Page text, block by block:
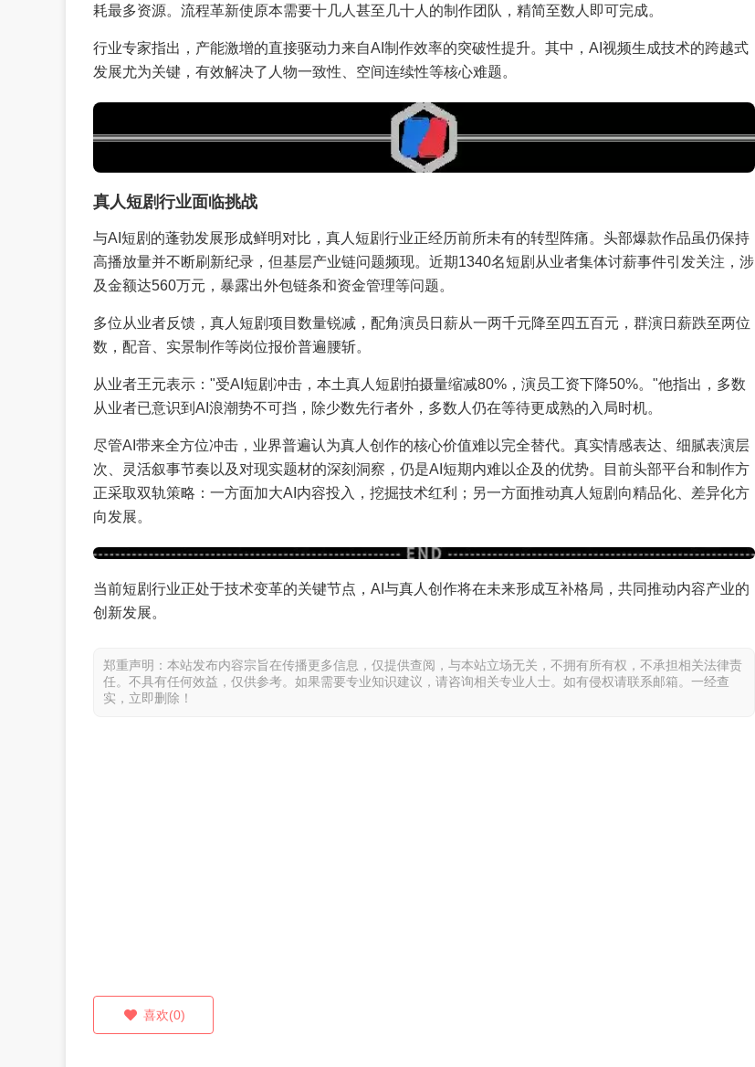
耗最多资源。流程革新使原本需要十几人甚至几十人的制作团队，精简至数人即可完成。
行业专家指出，产能激增的直接驱动力来自AI制作效率的突破性提升。其中，AI视频生成技术的跨越式
发展尤为关键，有效解决了人物一致性、空间连续性等核心难题。
真人短剧行业面临挑战
与AI短剧的蓬勃发展形成鲜明对比，真人短剧行业正经历前所未有的转型阵痛。头部爆款作品虽仍保持
高播放量并不断刷新纪录，但基层产业链问题频现。近期1340名短剧从业者集体讨薪事件引发关注，涉
及金额达560万元，暴露出外包链条和资金管理等问题。
多位从业者反馈，真人短剧项目数量锐减，配角演员日薪从一两千元降至四五百元，群演日薪跌至两位
数，配音、实景制作等岗位报价普遍腰斩。
从业者王元表示："受AI短剧冲击，本土真人短剧拍摄量缩减80%，演员工资下降50%。"他指出，多数
从业者已意识到AI浪潮势不可挡，除少数先行者外，多数人仍在等待更成熟的入局时机。
尽管AI带来全方位冲击，业界普遍认为真人创作的核心价值难以完全替代。真实情感表达、细腻表演层
次、灵活叙事节奏以及对现实题材的深刻洞察，仍是AI短期内难以企及的优势。目前头部平台和制作方
正采取双轨策略：一方面加大AI内容投入，挖掘技术红利；另一方面推动真人短剧向精品化、差异化方
向发展。
当前短剧行业正处于技术变革的关键节点，AI与真人创作将在未来形成互补格局，共同推动内容产业的
创新发展。
郑重声明：本站发布内容宗旨在传播更多信息，仅提供查阅，与本站立场无关，不拥有所有权，不承担相关法律责
任。不具有任何效益，仅供参考。如果需要专业知识建议，请咨询相关专业人士。如有侵权请联系邮箱。一经查
实，立即删除！
喜欢(0)